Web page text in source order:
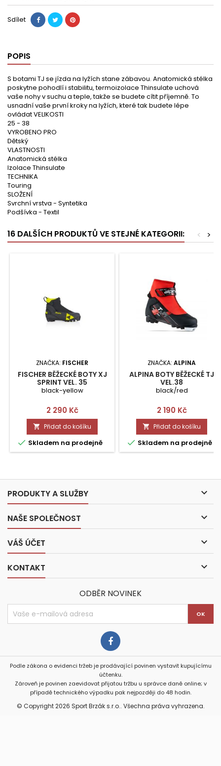
Sdílet
POPIS
S botami TJ se jízda na lyžích stane zábavou. Anatomická stélka
poskytne pohodlí i stabilitu, termoizolace Thinsulate uchová
vaše nohy v suchu a teple, takže se budete cítit příjemně. To
usnadní vaše první kroky na lyžích, které tak budete lépe
ovládat VELIKOSTI
25 - 38
VYROBENO PRO
Dětský
VLASTNOSTI
Anatomická stélka
Izolace Thinsulate
TECHNIKA
Touring
SLOŽENÍ
Svrchní vrstva - Syntetika
Podšívka - Textil
16 DALŠÍCH PRODUKTŮ VE STEJNÉ KATEGORII: >
<
ZNAČKA: FISCHER
FISCHER BĚŽECKÉ BOTY XJ
SPRINT VEL. 35
black-yellow
Cena
2 290 Kč
 Přidat do košíku
 Skladem na prodejně
ZNAČKA: ALPINA
ALPINA BOTY BĚŽECKÉ TJ
VEL.38
black/red
Cena
2 190 Kč
 Přidat do košíku
 Skladem na prodejně
PRODUKTY A SLUŽBY 
NAŠE SPOLEČNOST 
VÁŠ ÚČET 
KONTAKT 
ODBĚR NOVINEK
Podle zákona o evidenci tržeb je prodávající povinen vystavit kupujícímu
účtenku.
Zároveň je povinen zaevidovat přijatou tržbu u správce daně online; v
případě technického výpadku pak nejpozději do 48 hodin.
© Copyright 2026 Sport Brzák s.r.o.. Všechna práva vyhrazena.